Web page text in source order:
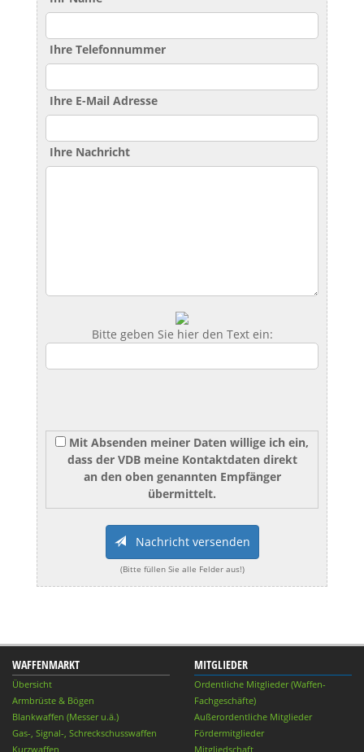
Ihre Telefonnummer
Ihre E-Mail Adresse
Ihre Nachricht
Bitte geben Sie hier den Text ein:
Mit Absenden meiner Daten willige ich ein,
dass der VDB meine Kontaktdaten direkt
an den oben genannten Empfänger
übermittelt.
Nachricht versenden
(Bitte füllen Sie alle Felder aus!)
WAFFENMARKT
Übersicht
Armbrüste & Bögen
Blankwaffen (Messer u.ä.)
Gas-, Signal-, Schreckschusswaffen
Kurzwaffen
MITGLIEDER
Ordentliche Mitglieder (Waffen-
Fachgeschäfte)
Außerordentliche Mitglieder
Fördermitglieder
Mitgliedschaft